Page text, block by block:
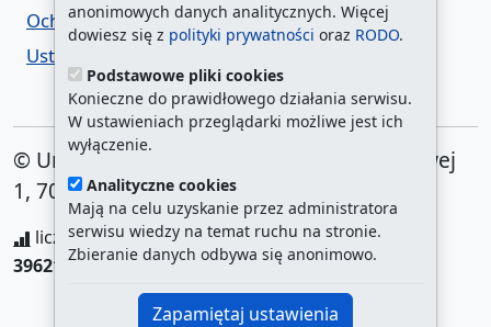
anonimowych danych analitycznych. Więcej
dowiesz się z polityki prywatności oraz RODO.
Podstawowe pliki cookies
Konieczne do prawidłowego działania serwisu.
W ustawieniach przeglądarki możliwe jest ich
wyłączenie.
Analityczne cookies
Mają na celu uzyskanie przez administratora
serwisu wiedzy na temat ruchu na stronie.
Zbieranie danych odbywa się anonimowo.
Zapamiętaj ustawienia
Ochrona danych osobowych
Ustawienia cookies
© Urząd Miasta Szczecin. Plac Armii Krajowej
1, 70-456 Szczecin
liczba wyświetleń:208311205/ aktualna strona:
396218/najczęściej odwiedzane strony